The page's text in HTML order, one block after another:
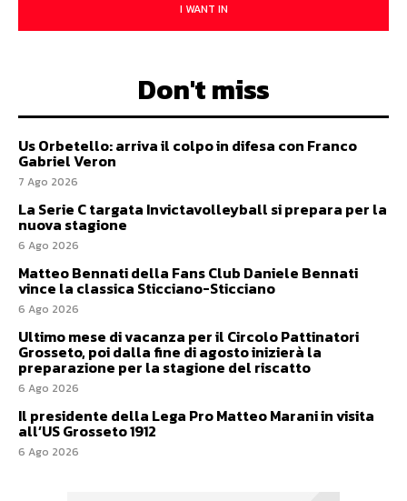
I WANT IN
Don't miss
Us Orbetello: arriva il colpo in difesa con Franco
Gabriel Veron
7 Ago 2026
La Serie C targata Invictavolleyball si prepara per la
nuova stagione
6 Ago 2026
Matteo Bennati della Fans Club Daniele Bennati
vince la classica Sticciano-Sticciano
6 Ago 2026
Ultimo mese di vacanza per il Circolo Pattinatori
Grosseto, poi dalla fine di agosto inizierà la
preparazione per la stagione del riscatto
6 Ago 2026
Il presidente della Lega Pro Matteo Marani in visita
all’US Grosseto 1912
6 Ago 2026